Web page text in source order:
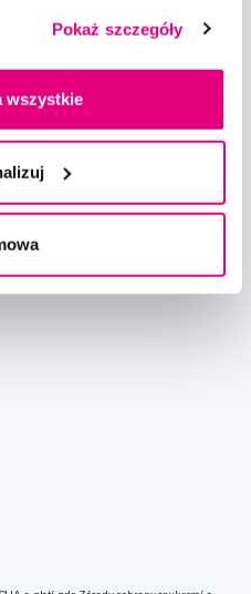
Pokaż szczegóły
wszystkie